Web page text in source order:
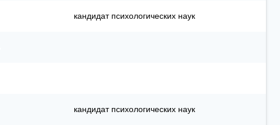
кандидат психологических наук
кандидат психологических наук